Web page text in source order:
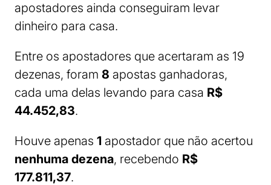
apostadores ainda conseguiram levar
dinheiro para casa.
Entre os apostadores que acertaram as 19
dezenas, foram 8 apostas ganhadoras,
cada uma delas levando para casa R$
44.452,83.
Houve apenas 1 apostador que não acertou
nenhuma dezena, recebendo R$
177.811,37.